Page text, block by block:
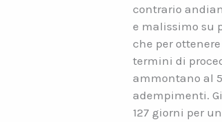
contrario
e malissimo su
che per
termini di
ammontano al
adempimenti.
127 giorni per